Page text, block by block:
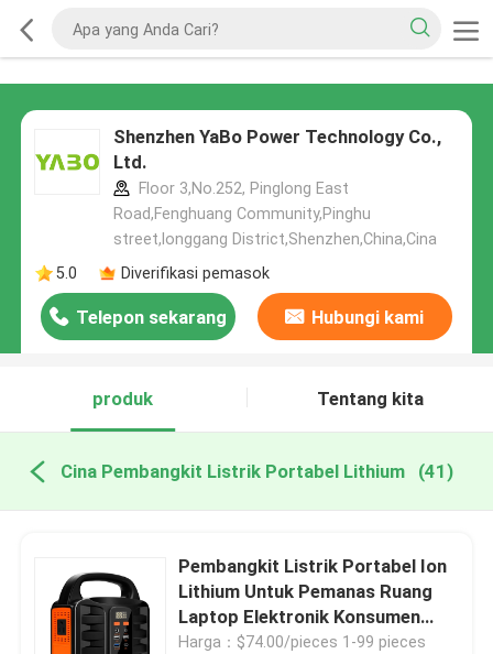
Shenzhen YaBo Power Technology Co.,
Ltd.
Floor 3,No.252, Pinglong East
Road,Fenghuang Community,Pinghu
street,longgang District,Shenzhen,China,Cina
5.0
Diverifikasi pemasok
Telepon sekarang Hubungi kami
produk Tentang kita
Cina Pembangkit Listrik Portabel Lithium (41)
Pembangkit Listrik Portabel Ion
Lithium Untuk Pemanas Ruang
Laptop Elektronik Konsumen
150w
Harga：$74.00/pieces 1-99 pieces